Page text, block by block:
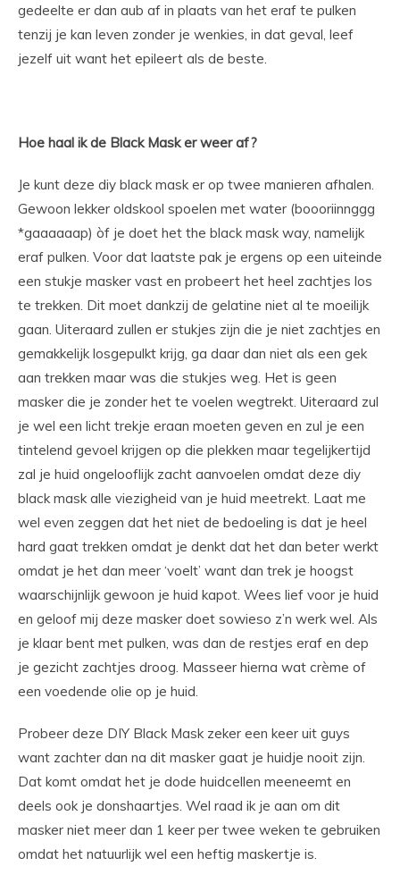
gedeelte er dan aub af in plaats van het eraf te pulken
tenzij je kan leven zonder je wenkies, in dat geval, leef
jezelf uit want het epileert als de beste.
Hoe haal ik de Black Mask er weer af?
Je kunt deze diy black mask er op twee manieren afhalen.
Gewoon lekker oldskool spoelen met water (boooriinnggg
*gaaaaaap) òf je doet het the black mask way, namelijk
eraf pulken. Voor dat laatste pak je ergens op een uiteinde
een stukje masker vast en probeert het heel zachtjes los
te trekken. Dit moet dankzij de gelatine niet al te moeilijk
gaan. Uiteraard zullen er stukjes zijn die je niet zachtjes en
gemakkelijk losgepulkt krijg, ga daar dan niet als een gek
aan trekken maar was die stukjes weg. Het is geen
masker die je zonder het te voelen wegtrekt. Uiteraard zul
je wel een licht trekje eraan moeten geven en zul je een
tintelend gevoel krijgen op die plekken maar tegelijkertijd
zal je huid ongelooflijk zacht aanvoelen omdat deze diy
black mask alle viezigheid van je huid meetrekt. Laat me
wel even zeggen dat het niet de bedoeling is dat je heel
hard gaat trekken omdat je denkt dat het dan beter werkt
omdat je het dan meer ‘voelt’ want dan trek je hoogst
waarschijnlijk gewoon je huid kapot. Wees lief voor je huid
en geloof mij deze masker doet sowieso z’n werk wel. Als
je klaar bent met pulken, was dan de restjes eraf en dep
je gezicht zachtjes droog. Masseer hierna wat crème of
een voedende olie op je huid.
Probeer deze DIY Black Mask zeker een keer uit guys
want zachter dan na dit masker gaat je huidje nooit zijn.
Dat komt omdat het je dode huidcellen meeneemt en
deels ook je donshaartjes. Wel raad ik je aan om dit
masker niet meer dan 1 keer per twee weken te gebruiken
omdat het natuurlijk wel een heftig maskertje is.